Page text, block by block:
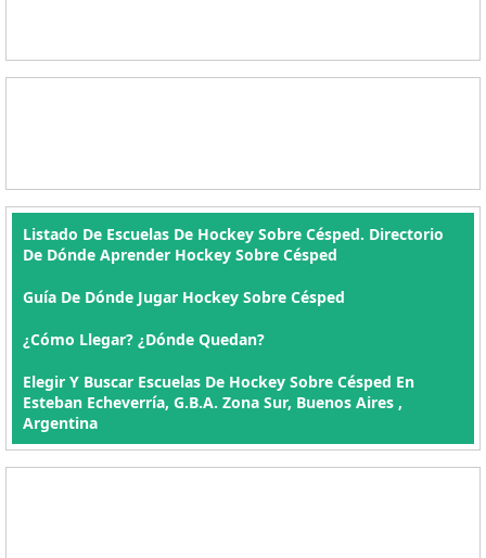
Listado De Escuelas De Hockey Sobre Césped. Directorio
De Dónde Aprender Hockey Sobre Césped
Guía De Dónde Jugar Hockey Sobre Césped
¿Cómo Llegar? ¿Dónde Quedan?
Elegir Y Buscar Escuelas De Hockey Sobre Césped En
Esteban Echeverría, G.B.A. Zona Sur, Buenos Aires ,
Argentina